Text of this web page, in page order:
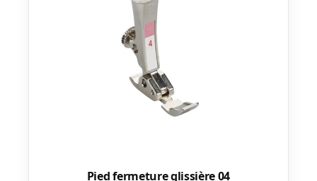
Pied fermeture glissière 04